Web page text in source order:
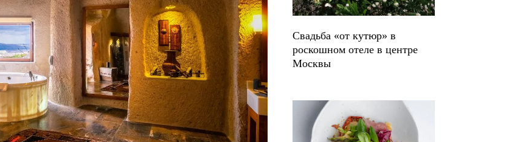
Свадьба «от кутюр» в
роскошном отеле в центре
Москвы